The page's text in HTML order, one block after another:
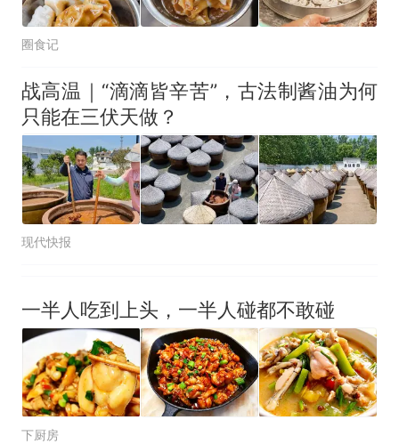
热 那个在床头放菜刀的女孩，
圈食记
战高温｜“滴滴皆辛苦”，古法制酱油为何
只能在三伏天做？
现代快报
一半人吃到上头，一半人碰都不敢碰
下厨房